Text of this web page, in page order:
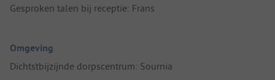
Gesproken talen bij receptie: Frans
Omgeving
Dichtstbijzijnde dorpscentrum: Sournia